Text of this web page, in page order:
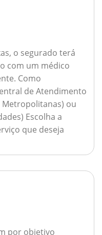
o segurado terá
com um médico
Como
de Atendimento
Metropolitanas) ou
Escolha a
que deseja
por objetivo